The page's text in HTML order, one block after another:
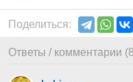
Поделиться:
Ответы / комментарии